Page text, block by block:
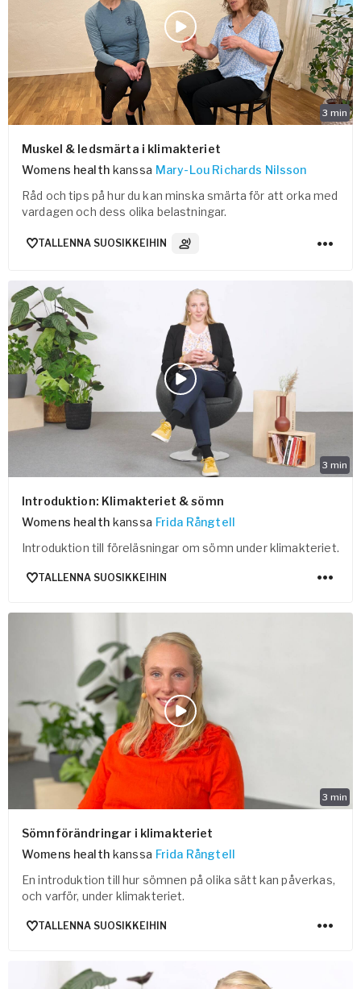
3 min
Muskel & ledsmärta i klimakteriet
Womens health kanssa Mary-Lou Richards Nilsson
Råd och tips på hur du kan minska smärta för att orka med
vardagen och dess olika belastningar.
TALLENNA SUOSIKKEIHIN 2 Ääniraidat
3 min
Introduktion: Klimakteriet & sömn
Womens health kanssa Frida Rångtell
Introduktion till föreläsningar om sömn under klimakteriet.
TALLENNA SUOSIKKEIHIN
3 min
Sömnförändringar i klimakteriet
Womens health kanssa Frida Rångtell
En introduktion till hur sömnen på olika sätt kan påverkas,
och varför, under klimakteriet.
TALLENNA SUOSIKKEIHIN